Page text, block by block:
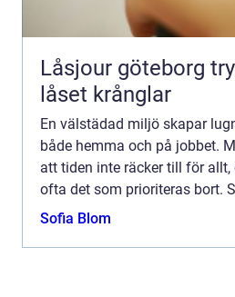
Låsjour göteborg trygg hjälp när
låset krånglar
En välstädad miljö skapar
både hemma och på jobbet.
att tiden inte räcker till för
ofta det som prioriteras bort.
på kvalitet, flexibilitet och
Sofia Blom